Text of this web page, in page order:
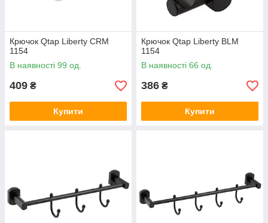
Крючок Qtap Liberty CRM
1154
В наявності 99 од.
409 ₴
Купити
Крючок Qtap Liberty BLM
1154
В наявності 66 од.
386 ₴
Купити